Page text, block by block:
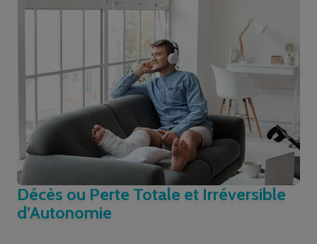
Décès ou Perte Totale et Irréversible
d’Autonomie